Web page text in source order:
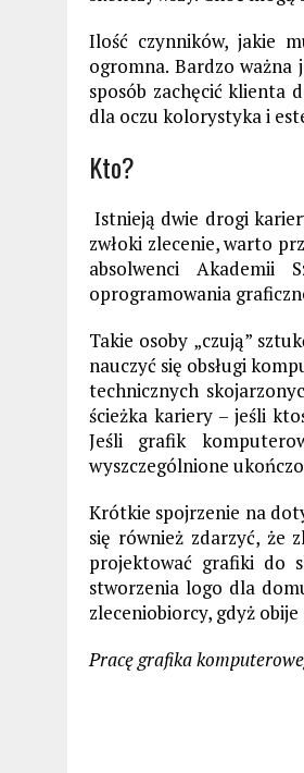
Ilość czynników, jakie
ogromna. Bardzo
sposób zachęcić klienta
dla oczu kolorystyka i
Kto?
Istnieją dwie drogi
zwłoki zlecenie, warto
absolwenci Akademii
oprogramowania
Takie osoby „czują”
nauczyć się obsługi
technicznych
ścieżka kariery – jeśli
Jeśli grafik
wyszczególnione
Krótkie spojrzenie na
się również zdarzyć, że
projektować grafiki do
stworzenia logo dla
zleceniobiorcy, gdyż
Pracę grafika